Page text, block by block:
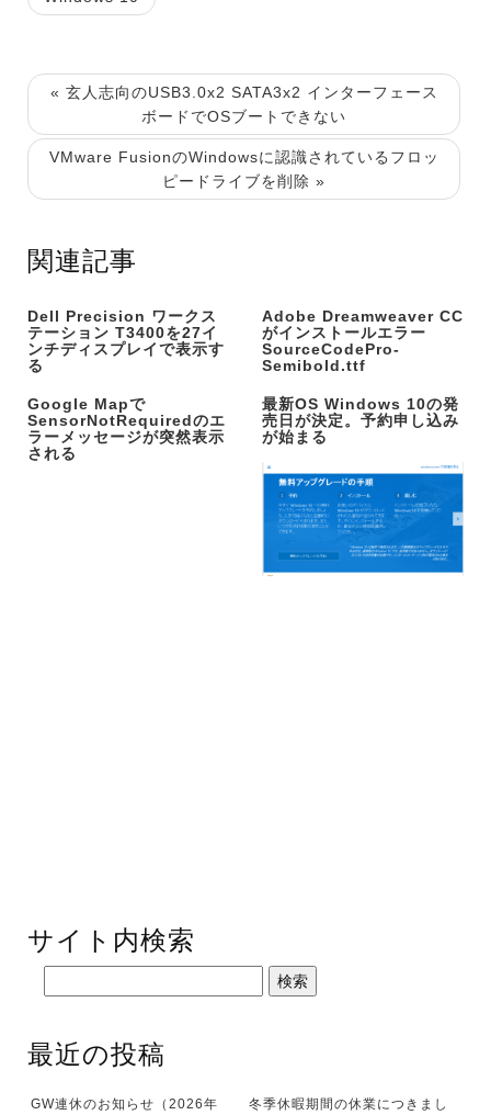
« 玄人志向のUSB3.0x2 SATA3x2 インターフェース
ボードでOSブートできない
VMware FusionのWindowsに認識されているフロッ
ピードライブを削除 »
関連記事
Dell Precision ワークス
テーション T3400を27イ
ンチディスプレイで表示す
る
Adobe Dreamweaver CC
がインストールエラー
SourceCodePro-
Semibold.ttf
Google Mapで
SensorNotRequiredのエ
ラーメッセージが突然表示
される
最新OS Windows 10の発
売日が決定。予約申し込み
が始まる
サイト内検索
最近の投稿
GW連休のお知らせ（2026年
冬季休暇期間の休業につきまし